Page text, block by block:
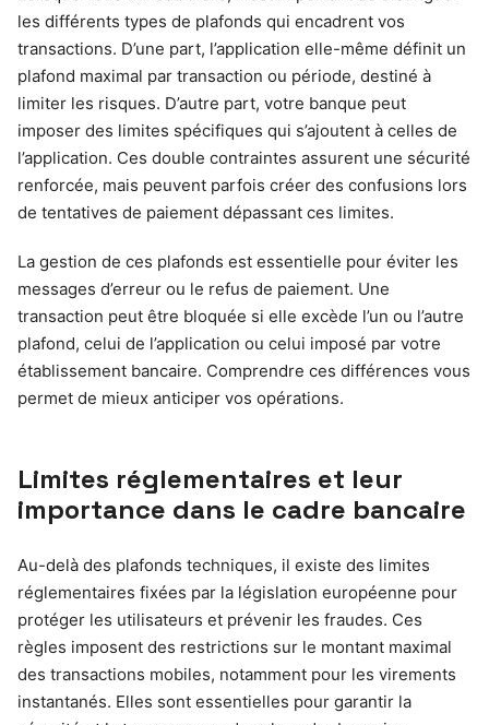
les différents types de plafonds qui encadrent vos
transactions. D’une part, l’application elle-même définit un
plafond maximal par transaction ou période, destiné à
limiter les risques. D’autre part, votre banque peut
imposer des limites spécifiques qui s’ajoutent à celles de
l’application. Ces double contraintes assurent une sécurité
renforcée, mais peuvent parfois créer des confusions lors
de tentatives de paiement dépassant ces limites.
La gestion de ces plafonds est essentielle pour éviter les
messages d’erreur ou le refus de paiement. Une
transaction peut être bloquée si elle excède l’un ou l’autre
plafond, celui de l’application ou celui imposé par votre
établissement bancaire. Comprendre ces différences vous
permet de mieux anticiper vos opérations.
Limites réglementaires et leur
importance dans le cadre bancaire
Au-delà des plafonds techniques, il existe des limites
réglementaires fixées par la législation européenne pour
protéger les utilisateurs et prévenir les fraudes. Ces
règles imposent des restrictions sur le montant maximal
des transactions mobiles, notamment pour les virements
instantanés. Elles sont essentielles pour garantir la